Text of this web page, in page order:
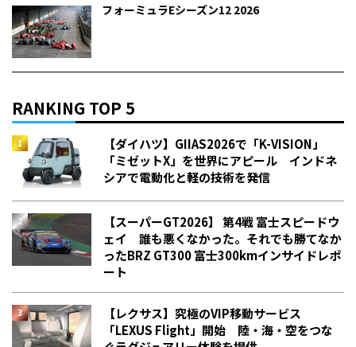
フォーミュラEシーズン12 2026
RANKING TOP 5
【ダイハツ】GIIAS2026で「K-VISION」
「ミゼットX」を世界にアピール インドネ
シアで電動化と軽の技術を発信
【スーパーGT2026】 第4戦 富士スピードウ
ェイ 誰も悪くなかった。それでも勝てなか
った――BRZ GT300 富士300kmインサイドレポ
ート
【レクサス】究極のVIP移動サービス
「LEXUS Flight」開始 陸・海・空をつな